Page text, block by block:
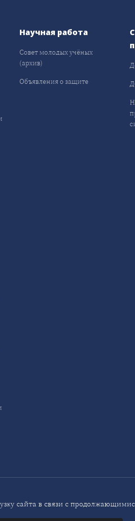
Научная работа
Совет молодых учёных
(архив)
Объявления о защите
сайта в связи с